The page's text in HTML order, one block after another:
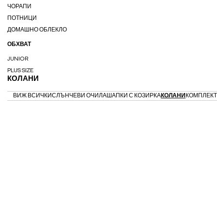
ЧОРАПИ
ПОТНИЦИ
ДОМАШНО ОБЛЕКЛО
ОБХВАТ
JUNIOR
PLUS SIZE
КОЛАНИ
ВИЖ ВСИЧКИСЛЪНЧЕВИ ОЧИЛАШАПКИ С КОЗИРКАКОЛАНИ